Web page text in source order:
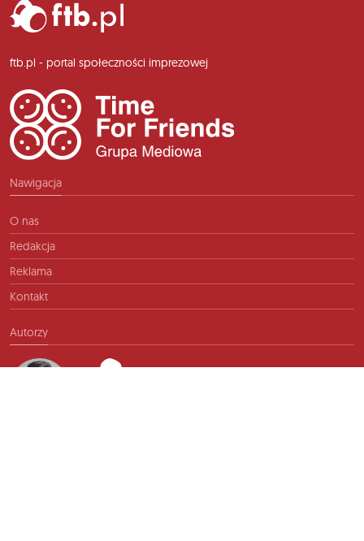
ftb.pl - portal społeczności imprezowej
Nawigacja
O nas
Redakcja
Reklama
Kontakt
Autorzy